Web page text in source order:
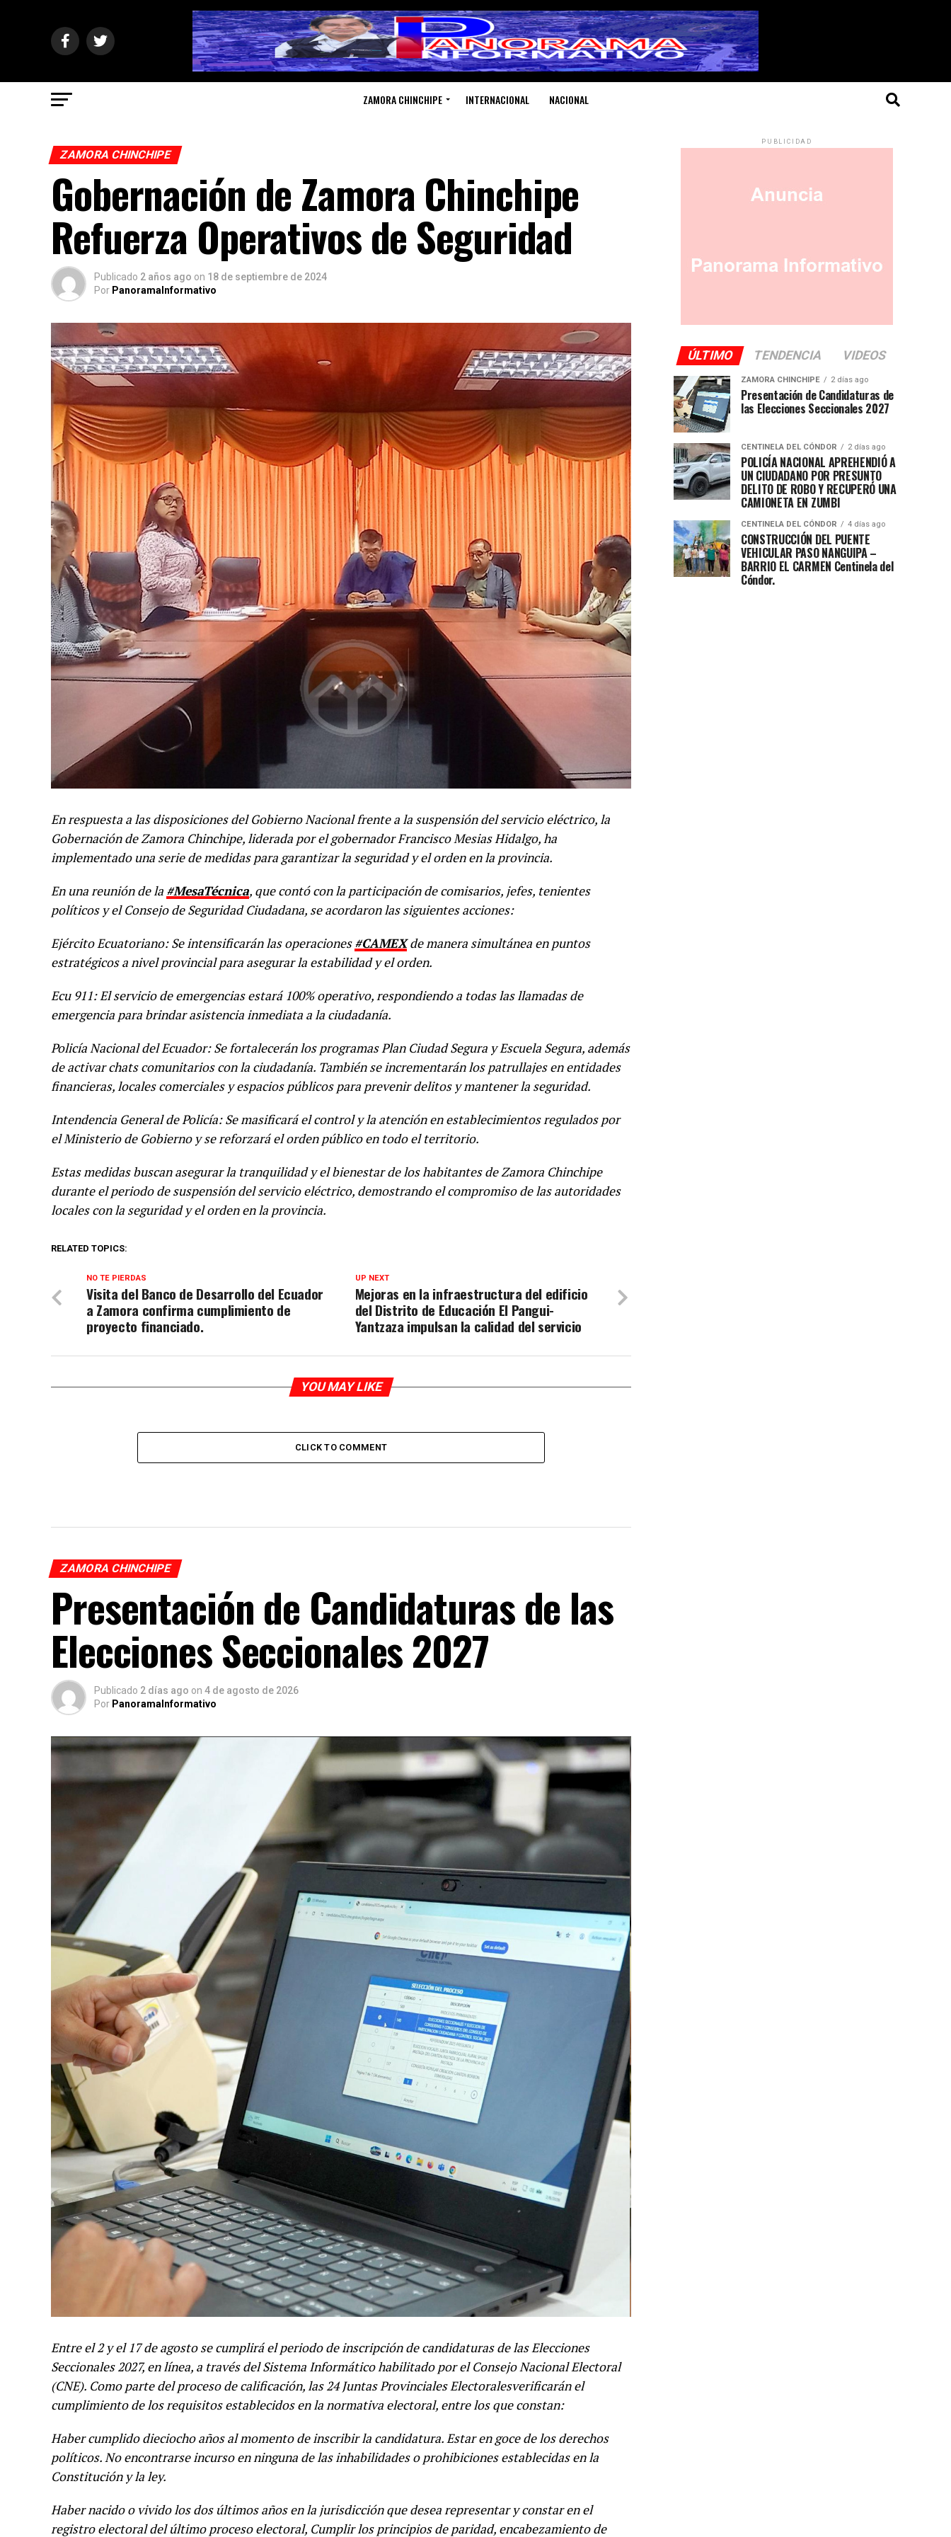
ZAMORA CHINCHIPE INTERNACIONAL NACIONAL
ZAMORA CHINCHIPE
Gobernación de Zamora Chinchipe
Refuerza Operativos de Seguridad
Publicado 2 años ago on 18 de septiembre de 2024
Por PanoramaInformativo
En respuesta a las disposiciones del Gobierno Nacional frente a la suspensión del servicio eléctrico, la
Gobernación de Zamora Chinchipe, liderada por el gobernador Francisco Mesias Hidalgo, ha
implementado una serie de medidas para garantizar la seguridad y el orden en la provincia.
En una reunión de la #MesaTécnica, que contó con la participación de comisarios, jefes, tenientes
políticos y el Consejo de Seguridad Ciudadana, se acordaron las siguientes acciones:
Ejército Ecuatoriano: Se intensificarán las operaciones#CAMEXde manera simultánea en puntos
estratégicos a nivel provincial para asegurar la estabilidad y el orden.
Ecu 911: El servicio de emergencias estará 100% operativo, respondiendo a todas las llamadas de
emergencia para brindar asistencia inmediata a la ciudadanía.
Policía Nacional del Ecuador: Se fortalecerán los programas Plan Ciudad Segura y Escuela Segura, además
de activar chats comunitarios con la ciudadanía. También se incrementarán los patrullajes en entidades
financieras, locales comerciales y espacios públicos para prevenir delitos y mantener la seguridad.
Intendencia General de Policía: Se masificará el control y la atención en establecimientos regulados por
el Ministerio de Gobierno y se reforzará el orden público en todo el territorio.
Estas medidas buscan asegurar la tranquilidad y el bienestar de los habitantes de Zamora Chinchipe
durante el periodo de suspensión del servicio eléctrico, demostrando el compromiso de las autoridades
locales con la seguridad y el orden en la provincia.
RELATED TOPICS:
UP NEXT
Mejoras en la infraestructura del edificio
del Distrito de Educación El Pangui-
Yantzaza impulsan la calidad del servicio
NO TE PIERDAS
Visita del Banco de Desarrollo del Ecuador
a Zamora confirma cumplimiento de
proyecto financiado.
YOU MAY LIKE
CLICK TO COMMENT
ZAMORA CHINCHIPE
Presentación de Candidaturas de las
Elecciones Seccionales 2027
Publicado 2 días ago on 4 de agosto de 2026
Por PanoramaInformativo
Entre el 2 y el 17 de agosto se cumplirá el periodo de inscripción de candidaturas de las Elecciones
Seccionales 2027, en línea, a través del Sistema Informático habilitado por el Consejo Nacional Electoral
(CNE). Como parte del proceso de calificación, las 24 Juntas Provinciales Electoralesverificarán el
cumplimiento de los requisitos establecidos en la normativa electoral, entre los que constan:
Haber cumplido dieciocho años al momento de inscribir la candidatura. Estar en goce de los derechos
políticos. No encontrarse incurso en ninguna de las inhabilidades o prohibiciones establecidas en la
Constitución y la ley.
Haber nacido o vivido los dos últimos años en la jurisdicción que desea representar y constar en el
registro electoral del último proceso electoral, Cumplir los principios de paridad, encabezamiento de
PUBLICIDAD
ÚLTIMO TENDENCIA VIDEOS
ZAMORA CHINCHIPE 2 días ago
Presentación de Candidaturas de
las Elecciones Seccionales 2027
CENTINELA DEL CÓNDOR 2 días ago
POLICÍA NACIONAL APREHENDIÓ A
UN CIUDADANO POR PRESUNTO
DELITO DE ROBO Y RECUPERÓ UNA
CAMIONETA EN ZUMBI
CENTINELA DEL CÓNDOR 4 días ago
CONSTRUCCIÓN DEL PUENTE
VEHICULAR PASO NANGUIPA –
BARRIO EL CARMEN Centinela del
Cóndor.